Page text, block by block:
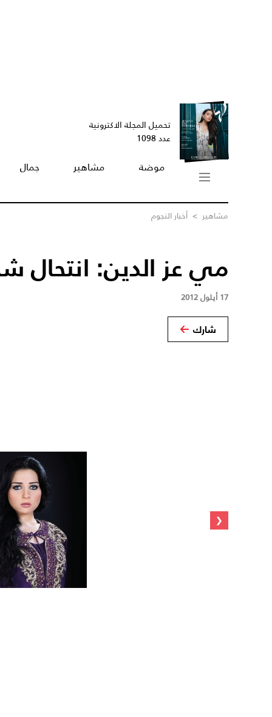
تحميل المجلة الاكترونية
عدد 1098
موضة مشاهير جمال
مشاهير > أخبار النجوم
مي عز الدين:
17 أيلول 2012
شارك
‹